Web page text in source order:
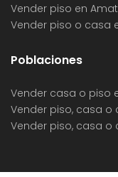
Vender piso en
Vender piso o casa
Poblaciones
Vender casa o piso
Vender piso, casa o
Vender piso, casa o